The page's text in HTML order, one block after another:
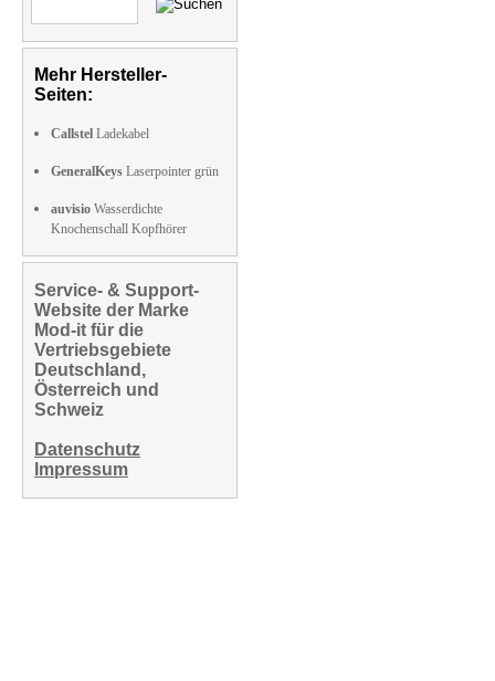
Mehr Hersteller-
Seiten:
Callstel Ladekabel
GeneralKeys Laserpointer grün
auvisio Wasserdichte
Knochenschall Kopfhörer
Service- & Support-
Website der Marke
Mod-it für die
Vertriebsgebiete
Deutschland,
Österreich und
Schweiz
Datenschutz
Impressum